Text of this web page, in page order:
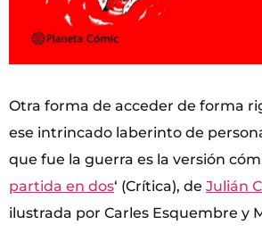
Otra forma de acceder de forma
ese intrincado laberinto de
que fue la guerra es la versión
partida en dos‘ (Crítica), de Julián
ilustrada por Carles Esquembre y